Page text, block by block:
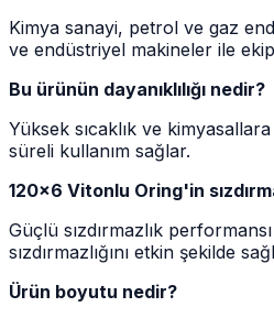
Kimya sanayi, petrol ve gaz
ve endüstriyel makineler ile
Bu ürünün dayanıklılığı nedir?
Yüksek sıcaklık ve kimyasallara
süreli kullanım sağlar.
120x6 Vitonlu Oring'in
Güçlü sızdırmazlık
sızdırmazlığını etkin şekilde
Ürün boyutu nedir?